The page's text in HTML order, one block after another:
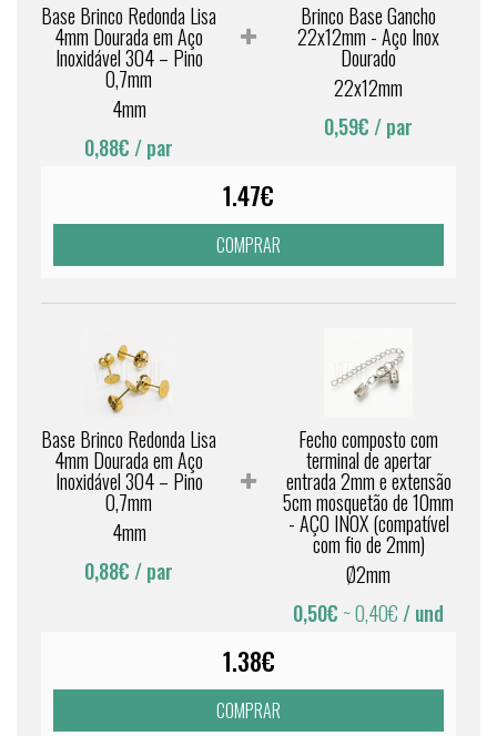
Base Brinco Redonda Lisa
4mm Dourada em Aço
Inoxidável 304 – Pino
0,7mm
4mm
0,88€ / par
Brinco Base Gancho
22x12mm - Aço Inox
Dourado
22x12mm
0,59€ / par
1.47€
COMPRAR
Base Brinco Redonda Lisa
4mm Dourada em Aço
Inoxidável 304 – Pino
0,7mm
4mm
0,88€ / par
Fecho composto com
terminal de apertar
entrada 2mm e extensão
5cm mosquetão de 10mm
- AÇO INOX (compatível
com fio de 2mm)
Ø2mm
0,50€ ~ 0,40€ / und
1.38€
COMPRAR